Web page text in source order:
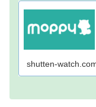
shutten-